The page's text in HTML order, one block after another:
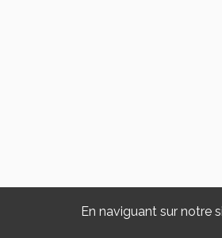
En naviguant sur notre